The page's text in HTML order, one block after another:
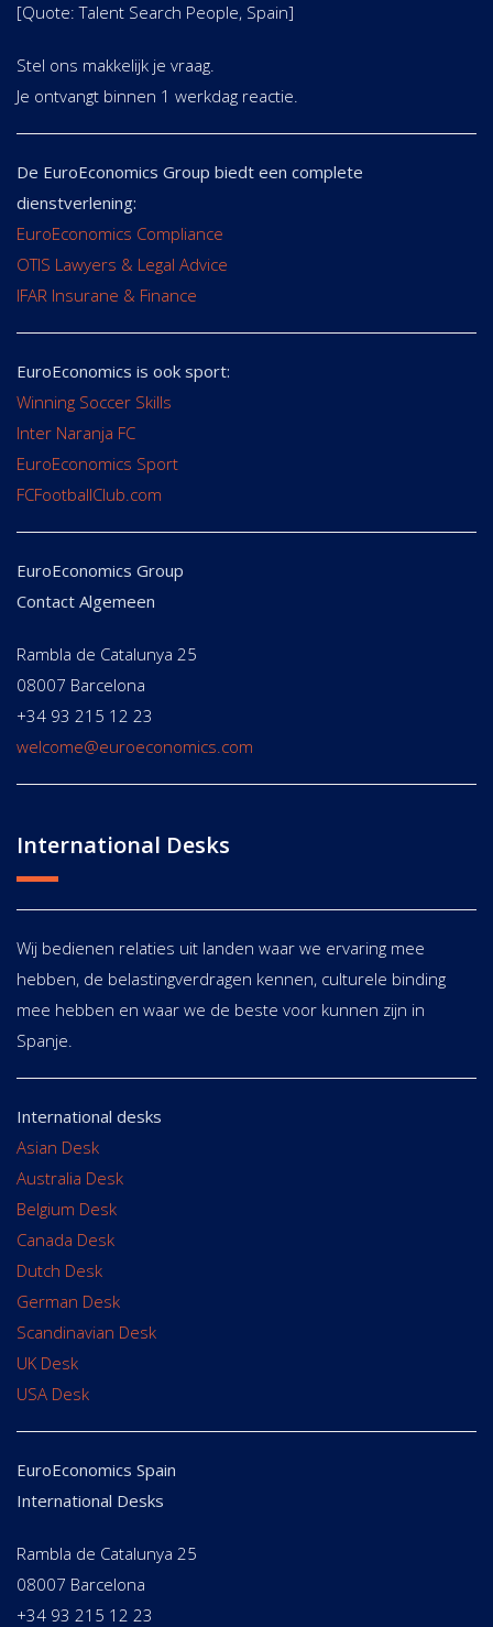
[Quote: Talent Search People, Spain]
Stel ons makkelijk je vraag.
Je ontvangt binnen 1 werkdag reactie.
De EuroEconomics Group biedt een complete
dienstverlening:
EuroEconomics Compliance
OTIS Lawyers & Legal Advice
IFAR Insurane & Finance
EuroEconomics is ook sport:
Winning Soccer Skills
Inter Naranja FC
EuroEconomics Sport
FCFootballClub.com
EuroEconomics Group
Contact Algemeen
Rambla de Catalunya 25
08007 Barcelona
+34 93 215 12 23
welcome@euroeconomics.com
International Desks
Wij bedienen relaties uit landen waar we ervaring mee
hebben, de belastingverdragen kennen, culturele binding
mee hebben en waar we de beste voor kunnen zijn in
Spanje.
International desks
Asian Desk
Australia Desk
Belgium Desk
Canada Desk
Dutch Desk
German Desk
Scandinavian Desk
UK Desk
USA Desk
EuroEconomics Spain
International Desks
Rambla de Catalunya 25
08007 Barcelona
+34 93 215 12 23